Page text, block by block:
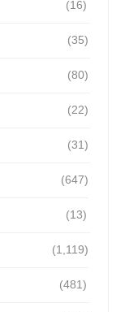
(16)
(35)
(80)
(22)
(31)
(647)
(13)
(1,119)
(481)